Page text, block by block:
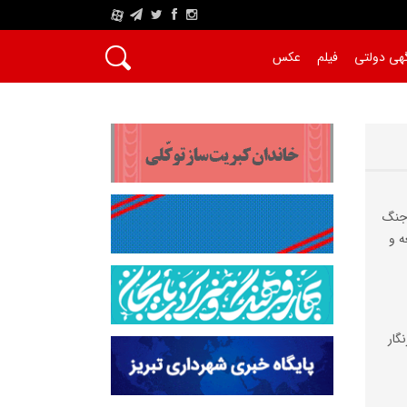
A
دولتی فیلم عکس
جنگ
و